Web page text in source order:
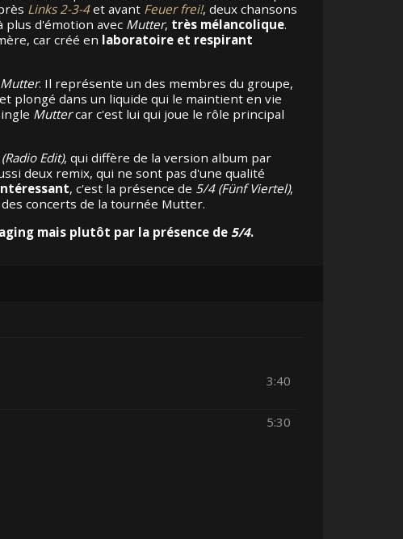
Links 2-3-4et avant Feuer frei!, deux chansons
plus d'émotion avec Mutter, très mélancolique.
car créé en laboratoire et respirant
Mutter. Il représente un des membres du groupe,
plongé dans un liquide qui le maintient en vie
Muttercar c'est lui qui joue le rôle principal
Edit), qui diffère de la version album par
deux remix, qui ne sont pas d'une qualité
, c'est la présence de 5/4 (Fünf Viertel),
concerts de la tournée Mutter.
mais plutôt par la présence de 5/4.
3:40
5:30